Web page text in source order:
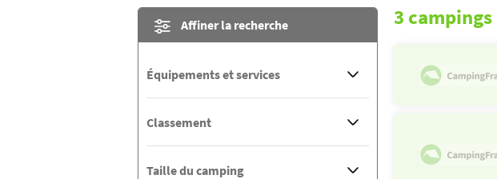
Affiner la recherche
Équipements et services
Classement
Taille du camping
3 campings